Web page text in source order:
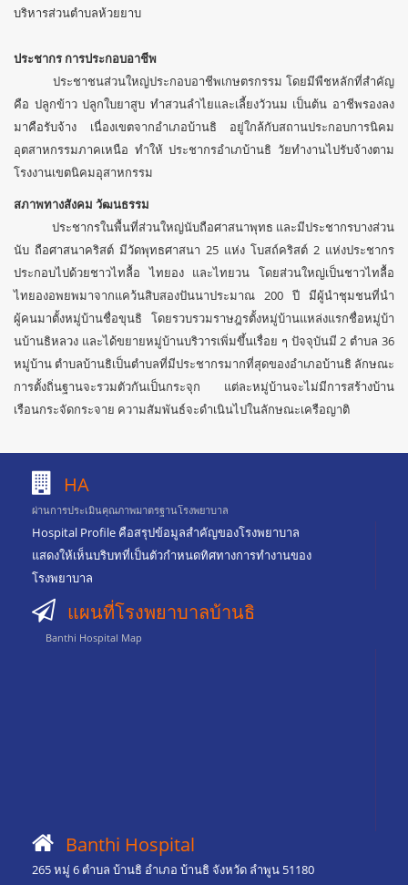
บริหารส่วนตำบลห้วยยาบ
ประชากร การประกอบอาชีพ
ประชาชนส่วนใหญ่ประกอบอาชีพเกษตรกรรม โดยมีพืชหลักที่สำคัญ
คือ ปลูกข้าว ปลูกใบยาสูบ ทำสวนลำไยและเลี้ยงวัวนม เป็นต้น อาชีพรองลง
มาคือรับจ้าง เนื่องเขตจากอำเภอบ้านธิ อยู่ใกล้กับสถานประกอบการนิคม
อุตสาหกรรมภาคเหนือ ทำให้ ประชากรอำเภบ้านธิ วัยทำงานไปรับจ้างตาม
โรงงานเขตนิคมอุสาหกรรม
สภาพทางสังคม วัฒนธรรม
ประชากรในพื้นที่ส่วนใหญ่นับถือศาสนาพุทธ และมีประชากรบางส่วน
นับ ถือศาสนาคริสต์ มีวัดพุทธศาสนา 25 แห่ง โบสถ์คริสต์ 2 แห่งประชากร
ประกอบไปด้วยชาวไทลื้อ ไทยอง และไทยวน โดยส่วนใหญ่เป็นชาวไทลื้อ
ไทยองอพยพมาจากแคว้นสิบสองปันนาประมาณ 200 ปี มีผู้นำชุมชนที่นำ
ผู้คนมาตั้งหมู่บ้านชื่อขุนธิ โดยรวบรวมราษฎรตั้งหมู่บ้านแหล่งแรกชื่อหมู่บ้า
นบ้านธิหลวง และได้ขยายหมู่บ้านบริวารเพิ่มขึ้นเรื่อย ๆ ปัจจุบันมี 2 ตำบล 36
หมู่บ้าน ตำบลบ้านธิเป็นตำบลที่มีประชากรมากที่สุดของอำเภอบ้านธิ ลักษณะ
การตั้งถิ่นฐานจะรวมตัวกันเป็นกระจุก แต่ละหมู่บ้านจะไม่มีการสร้างบ้าน
เรือนกระจัดกระจาย ความสัมพันธ์จะดำเนินไปในลักษณะเครือญาติ
HA
ผ่านการประเมินคุณภาพมาตรฐานโรงพยาบาล
Hospital Profile คือสรุปข้อมูลสำคัญของโรงพยาบาล
แสดงให้เห็นบริบทที่เป็นตัวกำหนดทิศทางการทำงานของ
โรงพยาบาล
แผนที่โรงพยาบาลบ้านธิ
Banthi Hospital Map
Banthi Hospital
265 หมู่ 6 ตำบล บ้านธิ อำเภอ บ้านธิ จังหวัด ลำพูน 51180